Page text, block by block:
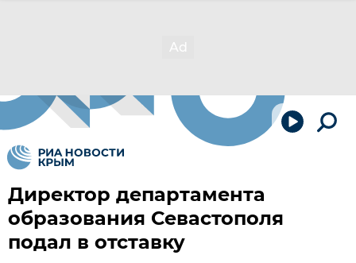
Директор департамента
образования Севастополя
подал в отставку